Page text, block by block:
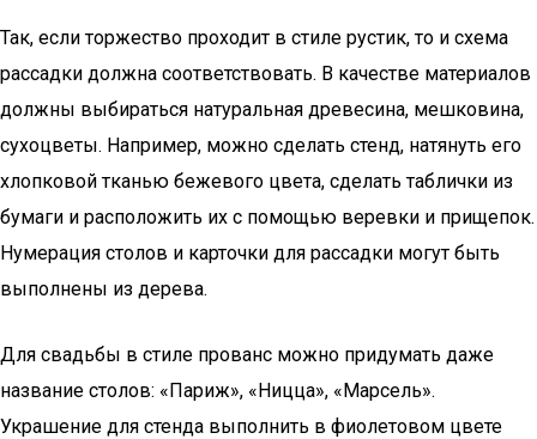
Так, если торжество проходит в стиле рустик, то и схема
рассадки должна соответствовать. В качестве материалов
должны выбираться натуральная древесина, мешковина,
сухоцветы. Например, можно сделать стенд, натянуть его
хлопковой тканью бежевого цвета, сделать таблички из
бумаги и расположить их с помощью веревки и прищепок.
Нумерация столов и карточки для рассадки могут быть
выполнены из дерева.
Для свадьбы в стиле прованс можно придумать даже
название столов: «Париж», «Ницца», «Марсель».
Украшение для стенда выполнить в фиолетовом цвете